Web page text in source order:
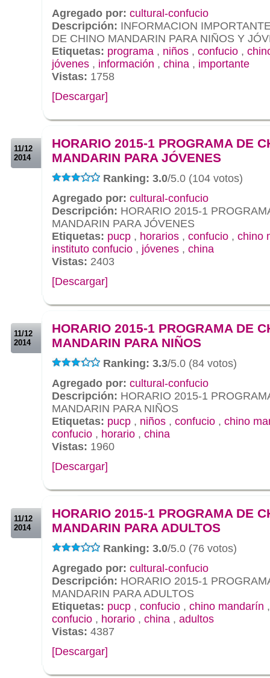
Agregado por: cultural-confucio
Descripción: INFORMACION
DE CHINO MANDARIN PARA NIÑOS Y
Etiquetas: programa , niños , confucio ,
jóvenes , información , china , importante
Vistas: 1758
[Descargar]
11/12
2014
HORARIO 2015-1 PROGRAMA DE
MANDARIN PARA JÓVENES
Ranking: 3.0/5.0 (104 votos)
Agregado por: cultural-confucio
Descripción: HORARIO 2015-1
MANDARIN PARA JÓVENES
Etiquetas: pucp , horarios , confucio , chino
instituto confucio , jóvenes , china
Vistas: 2403
[Descargar]
11/12
2014
HORARIO 2015-1 PROGRAMA DE
MANDARIN PARA NIÑOS
Ranking: 3.3/5.0 (84 votos)
Agregado por: cultural-confucio
Descripción: HORARIO 2015-1
MANDARIN PARA NIÑOS
Etiquetas: pucp , niños , confucio , chino
confucio , horario , china
Vistas: 1960
[Descargar]
11/12
2014
HORARIO 2015-1 PROGRAMA DE
MANDARIN PARA ADULTOS
Ranking: 3.0/5.0 (76 votos)
Agregado por: cultural-confucio
Descripción: HORARIO 2015-1
MANDARIN PARA ADULTOS
Etiquetas: pucp , confucio , chino mandarín
confucio , horario , china , adultos
Vistas: 4387
[Descargar]